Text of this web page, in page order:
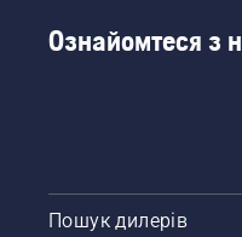
Ознайомтеся з
Пошук дилерів